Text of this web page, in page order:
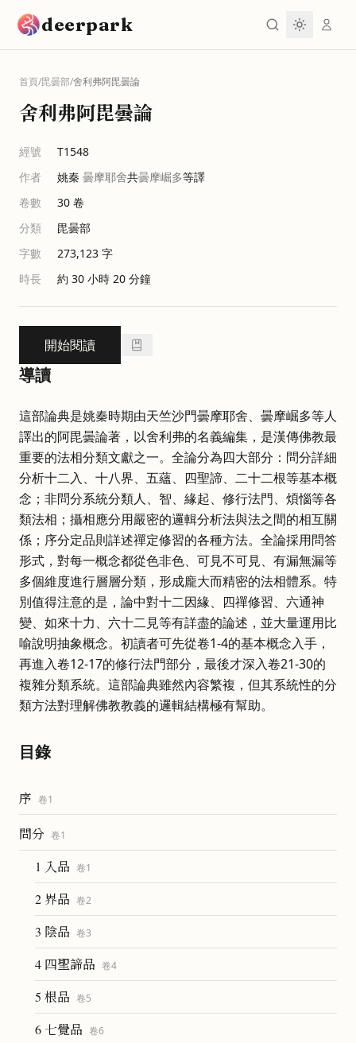
deerpark
首頁/毘曇部/舍利弗阿毘曇論
舍利弗阿毘曇論
經號
T1548
作者
姚秦 曇摩耶舍共曇摩崛多等譯
卷數
30 卷
分類
毘曇部
字數
273,123 字
時長
約 30 小時 20 分鐘
開始閱讀
導讀
這部論典是姚秦時期由天竺沙門曇摩耶舍、曇摩崛多等人
譯出的阿毘曇論著，以舍利弗的名義編集，是漢傳佛教最
重要的法相分類文獻之一。全論分為四大部分：問分詳細
分析十二入、十八界、五蘊、四聖諦、二十二根等基本概
念；非問分系統分類人、智、緣起、修行法門、煩惱等各
類法相；攝相應分用嚴密的邏輯分析法與法之間的相互關
係；序分定品則詳述禪定修習的各種方法。全論採用問答
形式，對每一概念都從色非色、可見不可見、有漏無漏等
多個維度進行層層分類，形成龐大而精密的法相體系。特
別值得注意的是，論中對十二因緣、四禪修習、六通神
變、如來十力、六十二見等有詳盡的論述，並大量運用比
喻說明抽象概念。初讀者可先從卷1-4的基本概念入手，
再進入卷12-17的修行法門部分，最後才深入卷21-30的
複雜分類系統。這部論典雖然內容繁複，但其系統性的分
類方法對理解佛教教義的邏輯結構極有幫助。
目錄
序 卷1
問分 卷1
1 入品 卷1
2 界品 卷2
3 陰品 卷3
4 四聖諦品 卷4
5 根品 卷5
6 七覺品 卷6